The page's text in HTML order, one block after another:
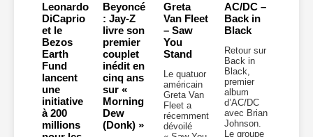
Leonardo
DiCaprio
et le
Bezos
Earth
Fund
lancent
une
initiative
à 200
millions
Beyoncé
: Jay-Z
livre son
premier
couplet
inédit en
cinq ans
sur «
Morning
Dew
(Donk) »
Greta
Van Fleet
– Saw
You
Stand
Le quatuor
américain
Greta Van
Fleet a
récemment
dévoilé
AC/DC –
Back in
Black
Retour sur
Back in
Black,
premier
album
d’AC/DC
avec Brian
Johnson.
Le groupe